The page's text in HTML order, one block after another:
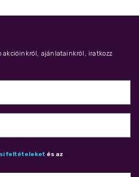
akcióinkról, ajánlatainkról, iratkozz
fel­té­te­le­ket és az